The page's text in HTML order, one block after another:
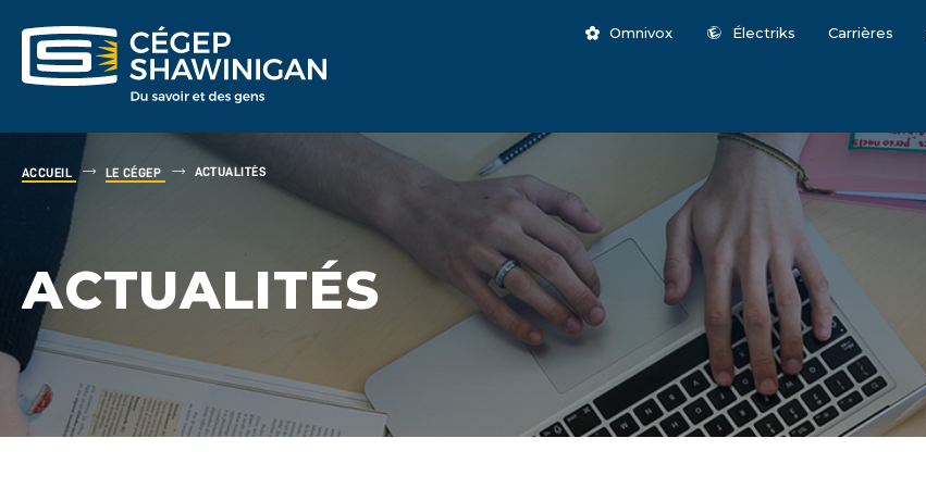
Omnivox Électriks Carrières
ACCUEIL LE CÉGEP ACTUALITÉS
ACTUALITÉS